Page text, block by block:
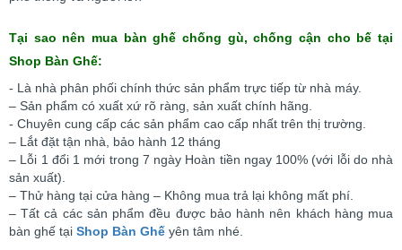
Tại sao nên mua bàn ghế chống gù, chống cận cho bế tại
Shop Bàn Ghế:
- Là nhà phân phối chính thức sản phẩm trực tiếp từ nhà máy.
– Sản phẩm có xuất xứ rõ ràng, sản xuất chính hãng.
- Chuyên cung cấp các sản phẩm cao cấp nhất trên thị trường.
– Lắt đặt tận nhà, bảo hành 12 tháng
– Lỗi 1 đổi 1 mới trong 7 ngày Hoàn tiền ngay 100% (với lỗi do nhà
sản xuất).
– Thử hàng tại cửa hàng – Không mua trả lại không mất phí.
– Tất cả các sản phẩm đều được bảo hành nên khách hàng mua
bàn ghế tại Shop Bàn Ghế yên tâm nhé.